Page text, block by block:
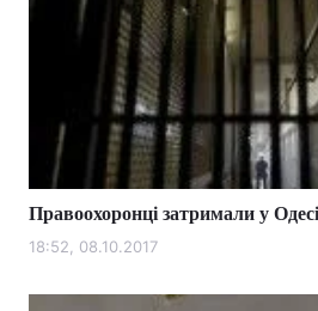
Правоохоронці затримали у
18:52, 08.10.2017